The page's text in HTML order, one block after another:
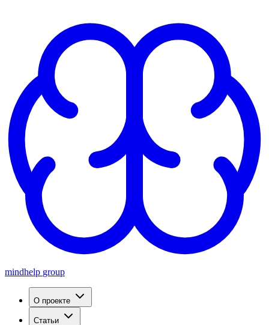
mindhelp group
О проекте
Статьи